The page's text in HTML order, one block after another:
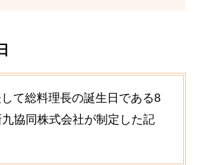
て総料理長の誕生日である8
協同株式会社が制定した記